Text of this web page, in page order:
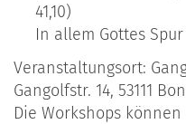
41,10)
In allem Gottes Spur
Veranstaltungsort:
Gangolfstr. 14, 53111
Die Workshops